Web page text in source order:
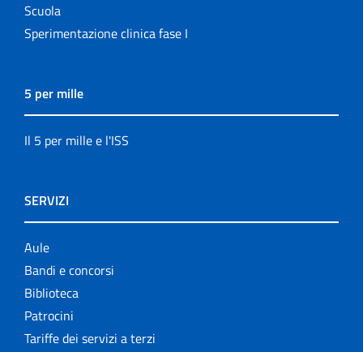
Scuola
Sperimentazione clinica fase I
5 per mille
Il 5 per mille e l'ISS
SERVIZI
Aule
Bandi e concorsi
Biblioteca
Patrocini
Tariffe dei servizi a terzi